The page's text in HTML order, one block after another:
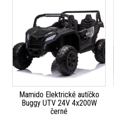
Mamido Elektrické autíčko
Buggy UTV 24V 4x200W
černé